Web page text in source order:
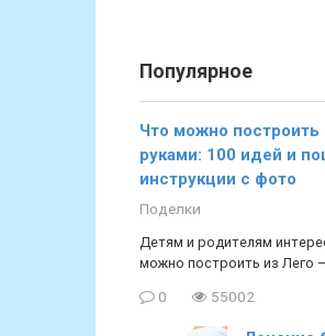
Популярное
Что можно построить
руками: 100 идей и
инструкции с фото
Поделки
Детям и родителям
можно построить из Лего
0 55002